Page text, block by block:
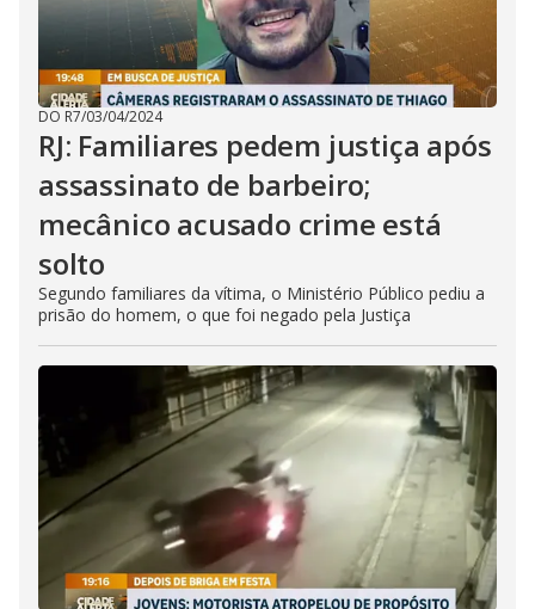
DO R7/03/04/2024
RJ: Familiares pedem justiça após
assassinato de barbeiro;
mecânico acusado crime está
solto
Segundo familiares da vítima, o Ministério Público pediu a
prisão do homem, o que foi negado pela Justiça